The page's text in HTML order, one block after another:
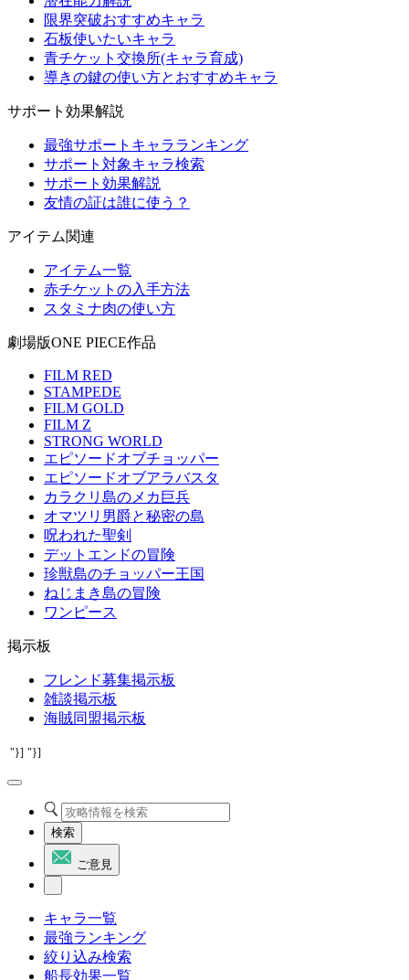
限界突破おすすめキャラ
石板使いたいキャラ
青チケット交換所(キャラ育成)
導きの鍵の使い方とおすすめキャラ
サポート効果解説
最強サポートキャラランキング
サポート対象キャラ検索
サポート効果解説
友情の証は誰に使う？
アイテム関連
アイテム一覧
赤チケットの入手方法
スタミナ肉の使い方
劇場版ONE PIECE作品
FILM RED
STAMPEDE
FILM GOLD
FILM Z
STRONG WORLD
エピソードオブチョッパー
エピソードオブアラバスタ
カラクリ島のメカ巨兵
オマツリ男爵と秘密の島
呪われた聖剣
デットエンドの冒険
珍獣島のチョッパー王国
ねじまき島の冒険
ワンピース
掲示板
フレンド募集掲示板
雑談掲示板
海賊同盟掲示板
"}] "}]
検索
ご意見
キャラ一覧
最強ランキング
絞り込み検索
船長効果一覧